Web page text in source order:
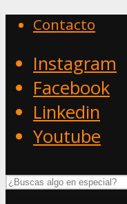
Contacto
Instagram
Facebook
Linkedin
Youtube